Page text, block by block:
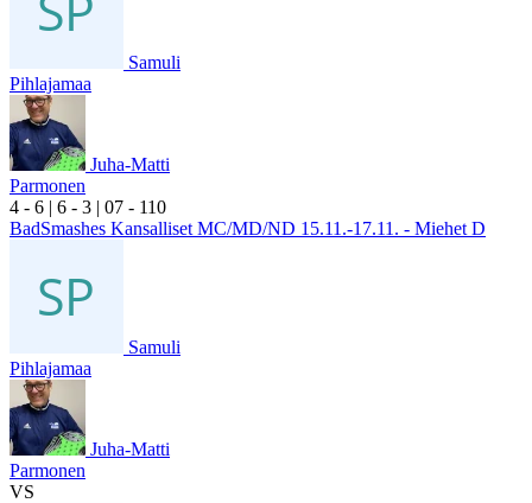
Samuli
Pihlajamaa
Juha-Matti
Parmonen
4 - 6 | 6 - 3 | 07 - 110
BadSmashes Kansalliset MC/MD/ND 15.11.-17.11. - Miehet D
Samuli
Pihlajamaa
Juha-Matti
Parmonen
VS